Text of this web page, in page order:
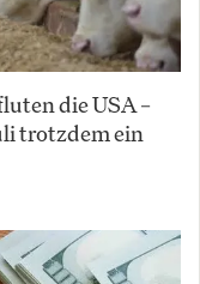
die USA –
trotzdem ein